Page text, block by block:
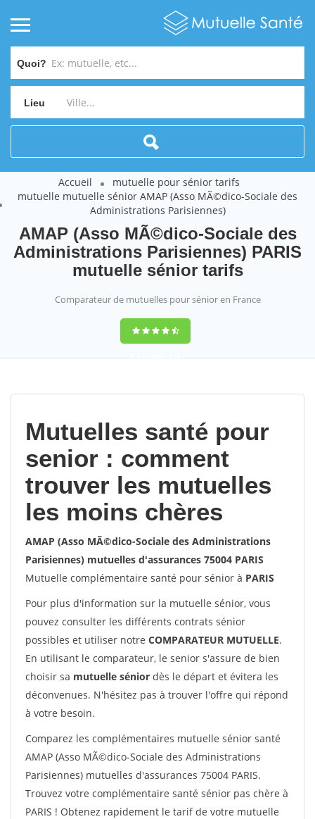
Quoi?
Lieu
Accueil
mutuelle pour sénior tarifs
mutuelle mutuelle sénior AMAP (Asso MÃ©dico-Sociale des
Administrations Parisiennes)
AMAP (Asso MÃ©dico-Sociale des
Administrations Parisiennes) PARIS
mutuelle sénior tarifs
Comparateur de mutuelles pour sénior en France
9,2(100%)452
Mutuelles santé pour
senior : comment
trouver les mutuelles
les moins chères
AMAP (Asso MÃ©dico-Sociale des Administrations
Parisiennes) mutuelles d'assurances 75004 PARIS
Mutuelle complémentaire santé pour sénior à PARIS
Pour plus d'information sur la mutuelle sénior, vous
pouvez consulter les différents contrats sénior
possibles et utiliser notre COMPARATEUR MUTUELLE.
En utilisant le comparateur, le senior s'assure de bien
choisir sa mutuelle sénior dès le départ et évitera les
déconvenues. N'hésitez pas à trouver l'offre qui répond
à votre besoin.
Comparez les complémentaires mutuelle sénior santé
AMAP (Asso MÃ©dico-Sociale des Administrations
Parisiennes) mutuelles d'assurances 75004 PARIS.
Trouvez votre complémentaire santé sénior pas chère à
PARIS ! Obtenez rapidement le tarif de votre mutuelle